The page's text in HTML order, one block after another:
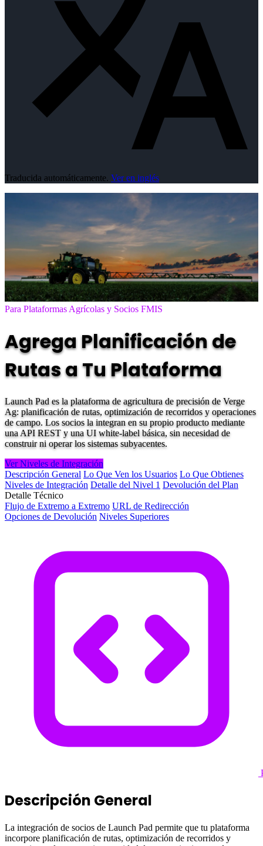
Traducida automáticamente. Ver en inglés
Para Plataformas Agrícolas y Socios FMIS
Agrega Planificación de
Rutas a Tu Plataforma
Launch Pad es la plataforma de agricultura de precisión de Verge
Ag: planificación de rutas, optimización de recorridos y operaciones
de campo. Los socios la integran en su propio producto mediante
una API REST y una UI white-label básica, sin necesidad de
construir ni operar los sistemas subyacentes.
Ver Niveles de Integración
Descripción General Lo Que Ven los Usuarios Lo Que Obtienes
Niveles de Integración Detalle del Nivel 1 Devolución del Plan
Detalle Técnico
Flujo de Extremo a Extremo URL de Redirección
Opciones de Devolución Niveles Superiores
Descripción General
La integración de socios de Launch Pad permite que tu plataforma
incorpore planificación de rutas, optimización de recorridos y